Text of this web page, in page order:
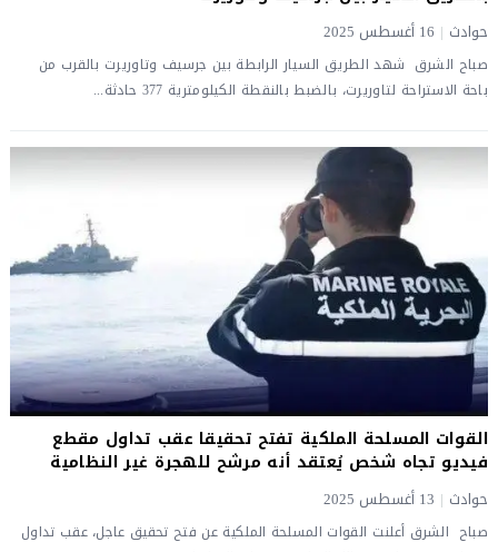
حوادث 16 أغسطس 2025
صباح الشرق شهد الطريق السيار الرابطة بين جرسيف وتاوريرت بالقرب من
باحة الاستراحة لتاوريرت، بالضبط بالنقطة الكيلومترية 377 حادثة...
القوات المسلحة الملكية تفتح تحقيقا عقب تداول مقطع
فيديو تجاه شخص يُعتقد أنه مرشح للهجرة غير النظامية
حوادث 13 أغسطس 2025
صباح الشرق أعلنت القوات المسلحة الملكية عن فتح تحقيق عاجل، عقب تداول